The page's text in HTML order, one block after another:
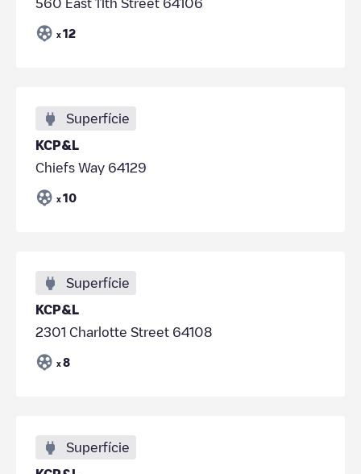
560 East 11th Street 64106
x 12
Superfície
KCP&L
Chiefs Way 64129
x 10
Superfície
KCP&L
2301 Charlotte Street 64108
x 8
Superfície